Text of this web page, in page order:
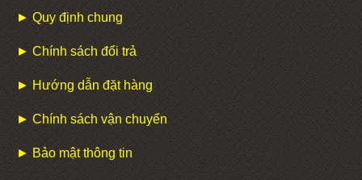
► Quy định chung
► Chính sách đổi trả
► Hướng dẫn đặt hàng
► Chính sách vận chuyển
► Bảo mật thông tin